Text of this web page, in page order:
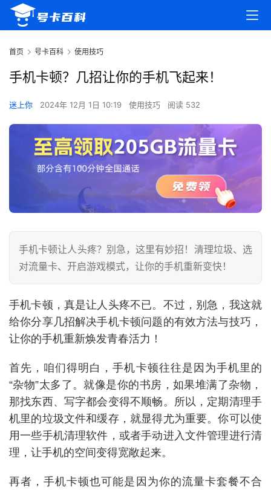
首页 号卡百科 使用技巧
手机卡顿？几招让你的手机飞起来！
迷上你 2024年 12月 1日 10:19 使用技巧 阅读 532
手机卡顿让人头疼？别急，这里有妙招！清理垃圾、选
对流量卡、开启游戏模式，让你的手机重新变快！
手机卡顿，真是让人头疼不已。不过，别急，我这就
给你分享几招解决手机卡顿问题的有效方法与技巧，
让你的手机重新焕发青春活力！
首先，咱们得明白，手机卡顿往往是因为手机里的
“杂物”太多了。就像是你的书房，如果堆满了杂物，
那找东西、写字都会变得不顺畅。所以，定期清理手
机里的垃圾文件和缓存，就显得尤为重要。你可以使
用一些手机清理软件，或者手动进入文件管理进行清
理，让手机的空间变得宽敞起来。
再者，手机卡顿也可能是因为你的流量卡套餐不合